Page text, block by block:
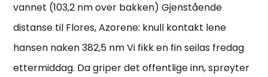
vannet (103,2 nm over bakken) Gjenstående
distanse til Flores, Azorene: knull kontakt lene
hansen naken 382,5 nm Vi fikk en fin seilas fredag
ettermiddag. Da griper det offentlige inn, sprøyter